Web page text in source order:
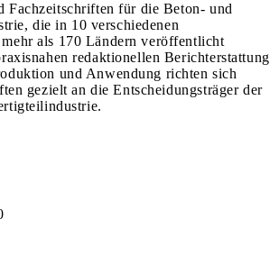
Fachzeitschriften für die Beton- und
die in 10 verschiedenen
mehr als 170 Ländern veröffentlicht
redaktionellen Berichterstattung
und Anwendung richten sich
gezielt an die Entscheidungsträger der